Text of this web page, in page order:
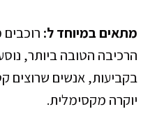
מתאים במיוחד ל:
הרכיבה הטובה ביותר,
בקביעות, אנשים שרוצים
יוקרה מקסימלית.